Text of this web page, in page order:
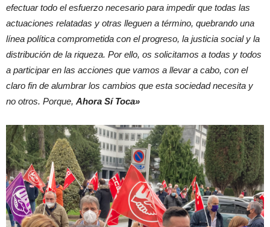
efectuar todo el esfuerzo necesario para impedir que todas las
actuaciones relatadas y otras lleguen a término, quebrando una
línea política comprometida con el progreso, la justicia social y la
distribución de la riqueza. Por ello, os solicitamos a todas y todos
a participar en las acciones que vamos a llevar a cabo, con el
claro fin de alumbrar los cambios que esta sociedad necesita y
no otros. Porque, Ahora Sí Toca»